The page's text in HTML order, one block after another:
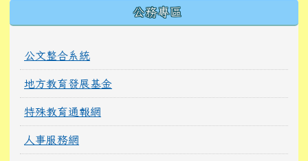
公務專區
公文整合系統
地方教育發展基金
特殊教育通報網
人事服務網